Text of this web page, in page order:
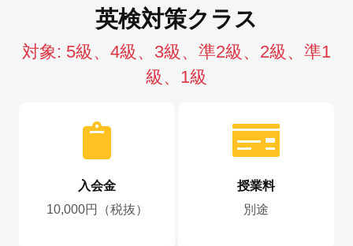
英検対策クラス
対象: 5級、4級、3級、準2級、2級、準1
級、1級
入会金
10,000円（税抜）
授業料
別途